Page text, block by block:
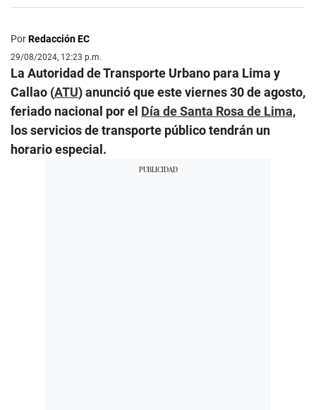
PorRedacción EC
29/08/2024, 12:23 p.m.
La Autoridad de Transporte Urbano para Lima y
Callao (ATU) anunció que este viernes 30 de agosto,
feriado nacional por el Día de Santa Rosa de Lima,
los servicios de transporte público tendrán un
horario especial.